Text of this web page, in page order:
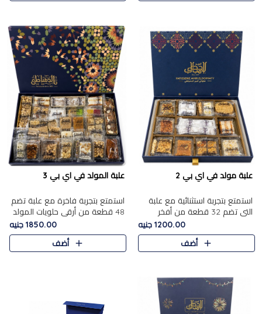
علبة مولد في اي بي 2
استمتع بتجربة استثنائية مع علبة
التي تضم 32 قطعة من أفخر
حلويات المولد الشرقية، في تشكيلة
تجمع بين الأصالة والاختيارات
الفاخرة. تحتوي العلبة..
1200.00 جنيه
أضف
علبة المولد في اي بي 3
استمتع بتجربة فاخرة مع علبة تضم
48 قطعة من أرقى حلويات المولد
الشرقية، في تشكيلة تجمع بين
الأصناف التقليدية الفاخرة والاختيارات
1850.00 جنيه
أضف